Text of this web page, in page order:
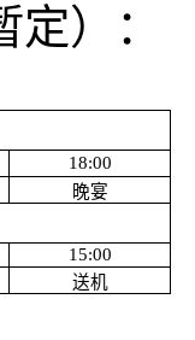
定）：
18:00
晚宴
15:00
送机